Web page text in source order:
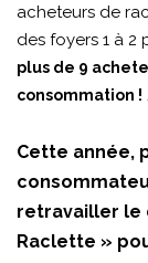
acheteurs de
des foyers 1 à 2
plus de 9
consommation !
Cette année,
retravailler le
Raclette »